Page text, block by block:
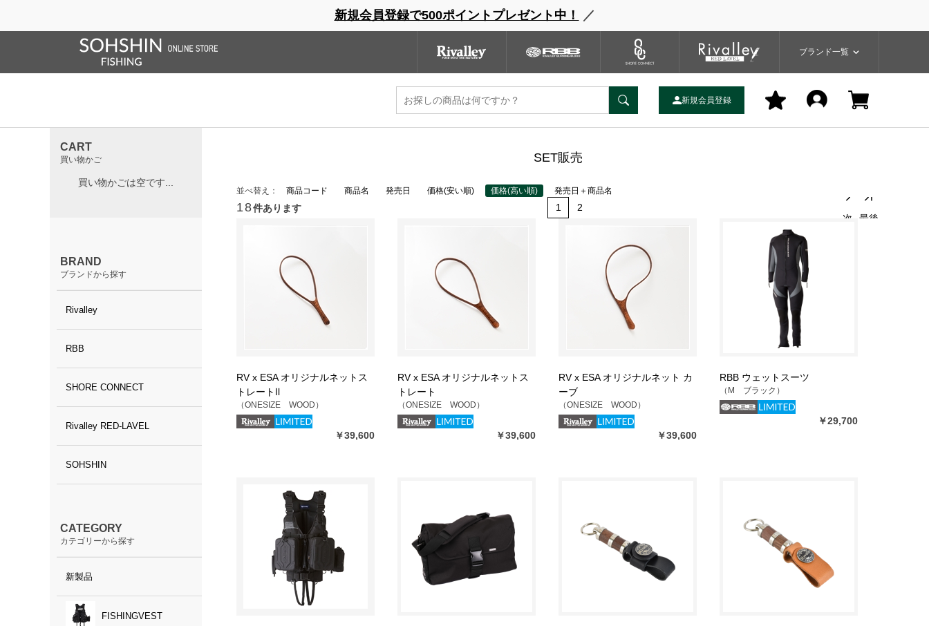
新規会員登録で500ポイントプレゼント中！ ／
ブランド一覧
ブランドサイト 商品一覧 ブランドサイト
新規会員登録
ウェーダー レインウェア フットウェア グローブ キャップ
オンラインストア限定販売
CART
買い物かご
買い物かごは空です...
BRAND
ブランドから探す
Rivalley
RBB
SHORE CONNECT
Rivalley RED-LAVEL
SOHSHIN
CATEGORY
カテゴリーから探す
新製品
FISHINGVEST
オンラインストア限定販売
並べ替え： 商品コード 商品名 発売日 価格(安い順) 価格(高い順) 発売日＋商品名
18件あります 1
2
次
最後
RV x ESA オリジナルネットス
トレートⅡ
（ONESIZE WOOD）
￥39,600
RV x ESA オリジナルネットス
トレート
（ONESIZE WOOD）
￥39,600
RV x ESA オリジナルネット カ
ーブ
（ONESIZE WOOD）
￥39,600
RBB ウェットスーツ
（M ブラック）
￥29,700
SET販売